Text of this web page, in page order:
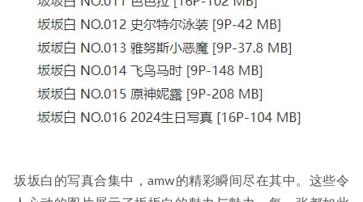
坂坂白的写真合集中，amw的精彩瞬间尽在其中。这些令